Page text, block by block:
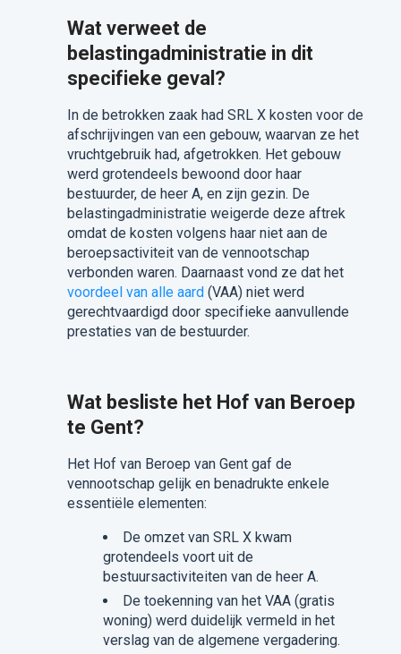
Wat verweet de
belastingadministratie in dit
specifieke geval?
In de betrokken zaak had SRL X kosten voor de
afschrijvingen van een gebouw, waarvan ze het
vruchtgebruik had, afgetrokken. Het gebouw
werd grotendeels bewoond door haar
bestuurder, de heer A, en zijn gezin. De
belastingadministratie weigerde deze aftrek
omdat de kosten volgens haar niet aan de
beroepsactiviteit van de vennootschap
verbonden waren. Daarnaast vond ze dat het
voordeel van alle aard(VAA) niet werd
gerechtvaardigd door specifieke aanvullende
prestaties van de bestuurder.
Wat besliste het Hof van Beroep
te Gent?
Het Hof van Beroep van Gent gaf de
vennootschap gelijk en benadrukte enkele
essentiële elementen:
De omzet van SRL X kwam
grotendeels voort uit de
bestuursactiviteiten van de heer A.
De toekenning van het VAA (gratis
woning) werd duidelijk vermeld in het
verslag van de algemene vergadering.